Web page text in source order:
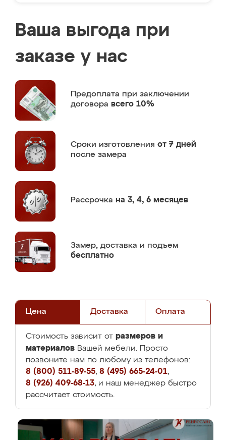
Ваша выгода при
заказе у нас
Предоплата при заключении
договора всего 10%
Сроки изготовления от 7 дней
после замера
Рассрочка на 3, 4, 6 месяцев
Замер, доставка и подъем
бесплатно
Цена Доставка Оплата
Стоимость зависит от размеров и
материалов Вашей мебели. Просто
позвоните нам по любому из телефонов:
8 (800) 511-89-55, 8 (495) 665-24-01,
8 (926) 409-68-13, и наш менеджер быстро
рассчитает стоимость.